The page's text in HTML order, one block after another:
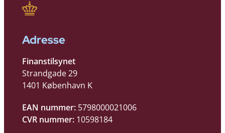
Adresse
Finanstilsynet
Strandgade 29
1401 København K
EAN nummer: 5798000021006
CVR nummer: 10598184